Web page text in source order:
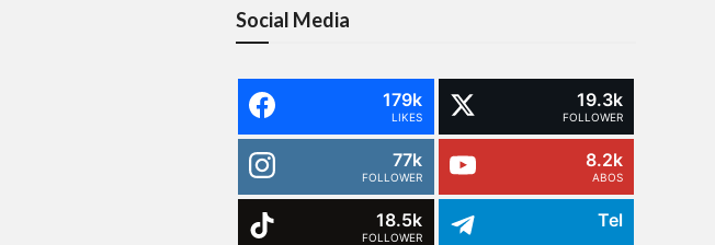
Social Media
179k
LIKES
19.3k
FOLLOWER
77k
FOLLOWER
8.2k
ABOS
18.5k
FOLLOWER
Tel